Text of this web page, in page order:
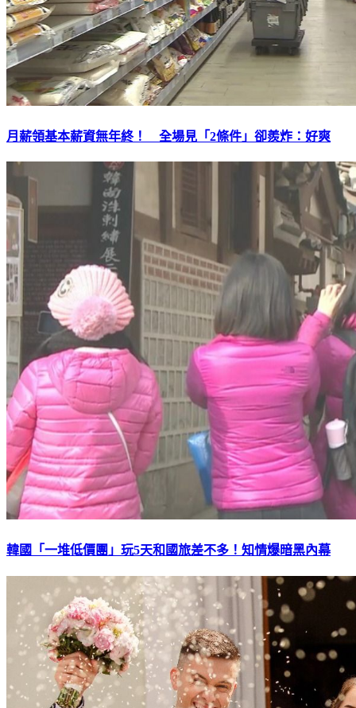
月薪領基本薪資無年終！ 全場見「2條件」卻羨炸：好爽
韓國「一堆低價團」玩5天和國旅差不多！知情爆暗黑內幕